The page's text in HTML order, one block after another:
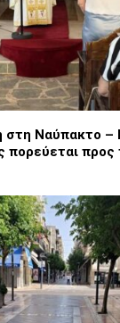
στη Ναύπακτο –
προς